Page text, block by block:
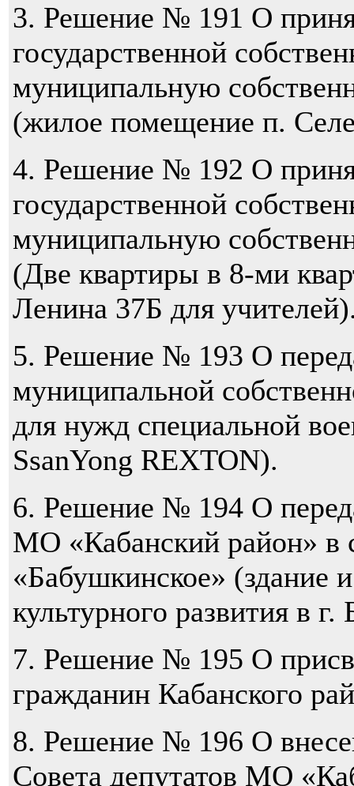
3. Решение № 191 О
государственной
муниципальную
(жилое помещение п.
4. Решение № 192 О
государственной
муниципальную
(Две квартиры в 8-ми
Ленина 37Б для
5. Решение № 193 О
муниципальной
для нужд специальной
SsanYong REXTON).
6. Решение № 194 О
МО «Кабанский район» в
«Бабушкинское» (здание
культурного развития в
7. Решение № 195 О
гражданин Кабанского
8. Решение № 196 О
Совета депутатов МО